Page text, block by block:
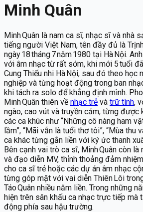
Minh Quân
Minh Quân là nam ca sĩ, nhạc sĩ và nhà
tiếng người Việt Nam, tên đầy đủ là
ngày 18 tháng 7 năm 1980 tại Hà Nội.
với âm nhạc từ rất sớm, khi mới 5 tuổi
Cung Thiếu nhi Hà Nội, sau đó theo học
nghiệp và từng hoạt động trong ban
khi tách ra solo để khẳng định mình.
Minh Quân thiên về nhạc trẻ và trữ tình,
ngào, cao vút và truyền cảm, từng được
các ca khúc như “Những cô nàng ham
lầm”, “Mãi vẫn là tuổi thơ tôi”, “Mùa thu
ca khác từng gắn liền với ký ức thanh
Bên cạnh vai trò ca sĩ, Minh Quân còn là
và đạo diễn MV, thỉnh thoảng đảm
cho ca sĩ trẻ hoặc các dự án âm nhạc
từng góp mặt với vai diễn Thiên Lôi
Táo Quân nhiều năm liền. Trong những
hiện trên sân khấu ca nhạc trực tiếp mà
động phía sau hậu trường.